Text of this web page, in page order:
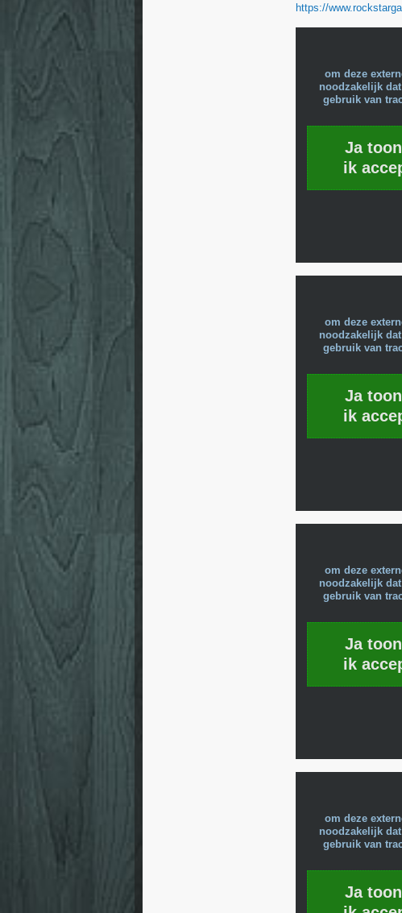
https://
om deze
noodzakelijk
gebruik van
Ja
ik
om deze
noodzakelijk
gebruik van
Ja
ik
om deze
noodzakelijk
gebruik van
Ja
ik
om deze
noodzakelijk
gebruik van
Ja